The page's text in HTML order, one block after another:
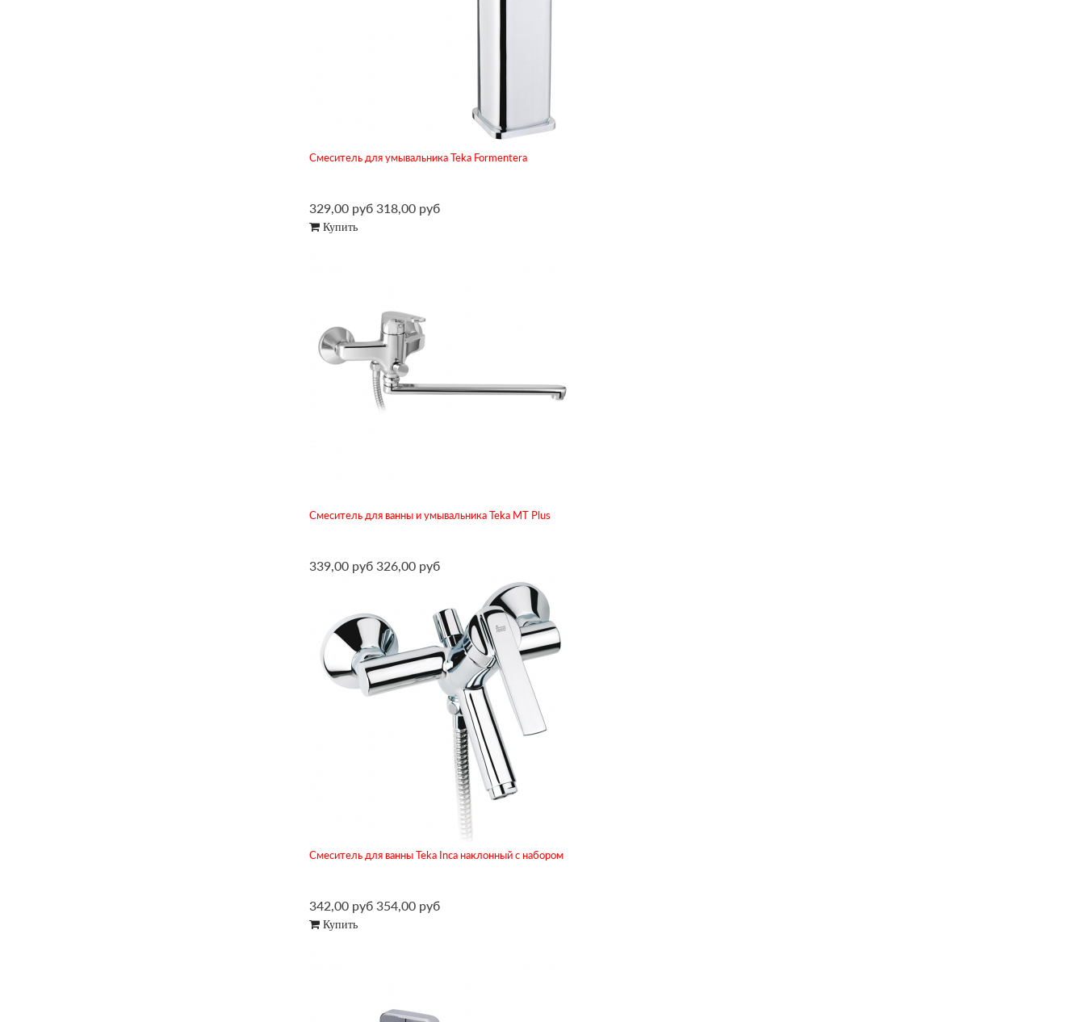
Смеситель для умывальника Teka Formentera
329,00 руб 318,00 руб
Купить
Смеситель для ванны и умывальника Teka MT Plus
339,00 руб 326,00 руб
Смеситель для ванны Teka Inca наклонный с набором
342,00 руб 354,00 руб
Купить